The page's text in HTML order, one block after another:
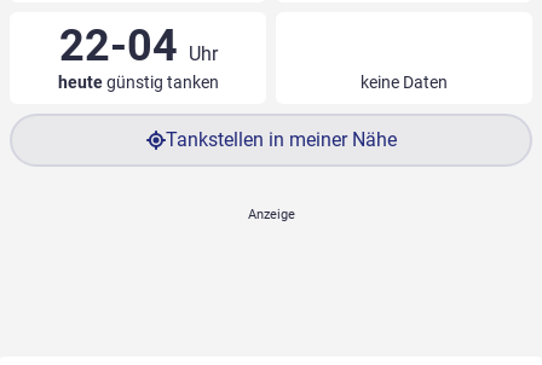
22-04 Uhr
heutegünstig tanken keine Daten
Tankstellen in meiner Nähe